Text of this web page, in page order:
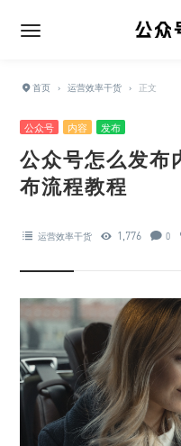
首页 › 运营效率干货 › 正文
公众号 内容 发布
公众号怎么发布
布流程教程
运营效率干货 1,776 0